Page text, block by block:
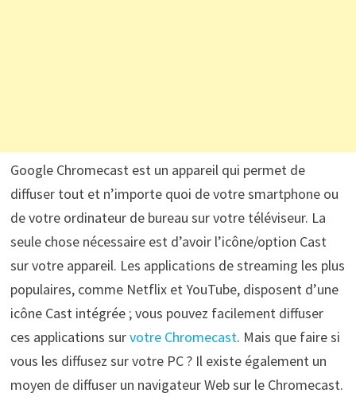
Google Chromecast est un appareil qui permet de
diffuser tout et n’importe quoi de votre smartphone ou
de votre ordinateur de bureau sur votre téléviseur. La
seule chose nécessaire est d’avoir l’icône/option Cast
sur votre appareil. Les applications de streaming les plus
populaires, comme Netflix et YouTube, disposent d’une
icône Cast intégrée ; vous pouvez facilement diffuser
ces applications survotre Chromecast. Mais que faire si
vous les diffusez sur votre PC ? Il existe également un
moyen de diffuser un navigateur Web sur le Chromecast.